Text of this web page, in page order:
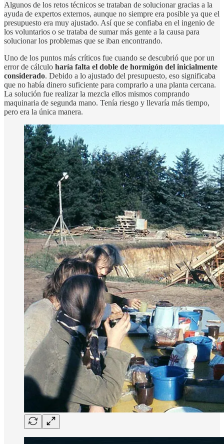
Algunos de los retos técnicos se trataban de solucionar gracias a la
ayuda de expertos externos, aunque no siempre era posible ya que el
presupuesto era muy ajustado. Así que se confiaba en el ingenio de
los voluntarios o se trataba de sumar más gente a la causa para
solucionar los problemas que se iban encontrando.
Uno de los puntos más críticos fue cuando se descubrió que por un
error de cálculo haría falta el doble de hormigón del inicialmente
considerado. Debido a lo ajustado del presupuesto, eso significaba
que no había dinero suficiente para comprarlo a una planta cercana.
La solución fue realizar la mezcla ellos mismos comprando
maquinaria de segunda mano. Tenía riesgo y llevaría más tiempo,
pero era la única manera.